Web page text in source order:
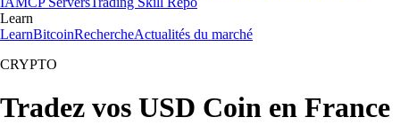
Learn
LearnBitcoinRechercheActualités du marché
CRYPTO
Tradez vos USD Coin en France